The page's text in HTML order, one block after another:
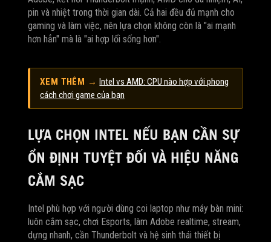
pin và nhiệt trong thời gian dài. Cả hai đều đủ mạnh cho
gaming và làm việc, nên lựa chọn không còn là "ai mạnh
hơn hẳn" mà là "ai hợp lối sống hơn".
XEM THÊM →Intel vs AMD: CPU nào hợp với phong
cách chơi game của bạn
LỰA CHỌN INTEL NẾU BẠN CẦN SỰ
ỔN ĐỊNH TUYỆT ĐỐI VÀ HIỆU NĂNG
CẮM SẠC
Intel phù hợp với người dùng coi laptop như máy bàn mini:
luôn cắm sạc, chơi Esports, làm Adobe realtime, stream,
dựng nhanh, cần Thunderbolt và hệ sinh thái thiết bị